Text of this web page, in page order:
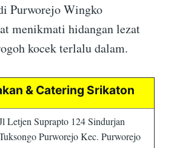
Purworejo Wingko
menikmati hidangan lezat
kocek terlalu dalam.
& Catering Srikaton
Letjen Suprapto 124 Sindurjan
Purworejo Kec. Purworejo